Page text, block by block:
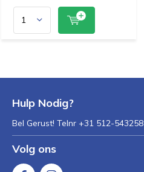
Hulp Nodig?
Bel Gerust! Telnr +31 512-543258
Volg ons